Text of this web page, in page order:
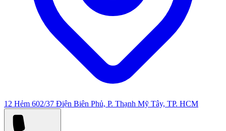
12 Hẻm 602/37 Điện Biên Phủ, P. Thạnh Mỹ Tây, TP. HCM